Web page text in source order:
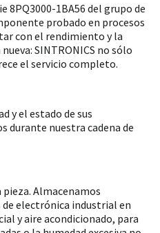
8PQ3000-1BA56 del grupo de
probado en procesos
con el rendimiento y la
SINTRONICS no sólo
el servicio completo.
y el estado de sus
durante nuestra cadena de
pieza. Almacenamos
electrónica industrial en
y aire acondicionado, para